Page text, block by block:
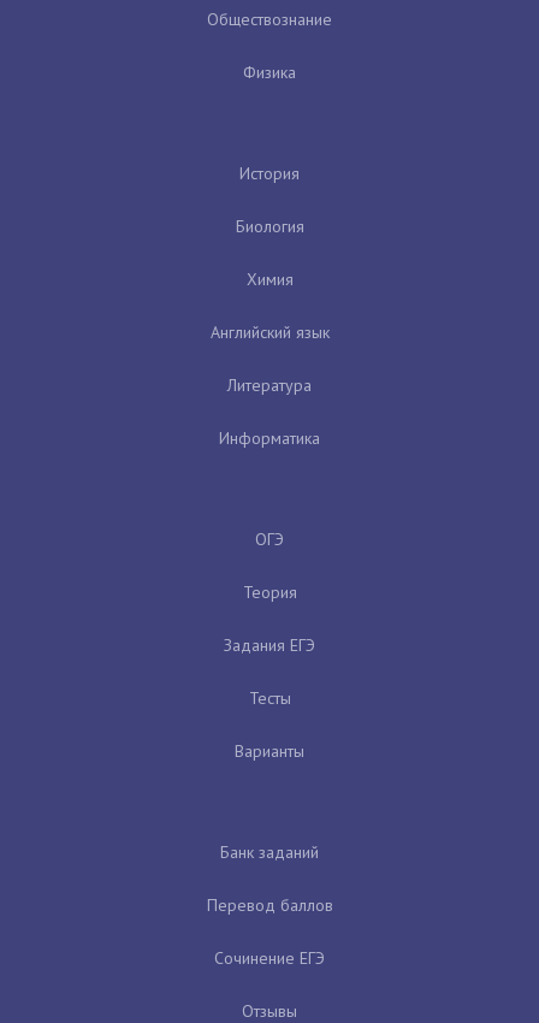
Обществознание
Физика
История
Биология
Химия
Английский язык
Литература
Информатика
ОГЭ
Теория
Задания ЕГЭ
Тесты
Варианты
Банк заданий
Перевод баллов
Сочинение ЕГЭ
Отзывы